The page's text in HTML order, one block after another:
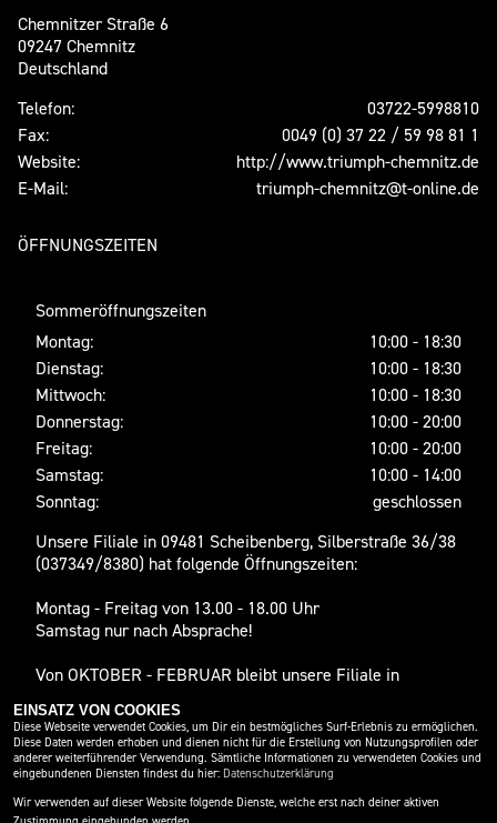
Chemnitzer Straße 6
09247 Chemnitz
Deutschland
Telefon:
03722-5998810
Fax:
0049 (0) 37 22 / 59 98 81 1
Website:
http://www.triumph-chemnitz.de
E-Mail:
triumph-chemnitz@t-online.de
ÖFFNUNGSZEITEN
Sommeröffnungszeiten
Montag:
10:00 - 18:30
Dienstag:
10:00 - 18:30
Mittwoch:
10:00 - 18:30
Donnerstag:
10:00 - 20:00
Freitag:
10:00 - 20:00
Samstag:
10:00 - 14:00
Sonntag:
geschlossen
Unsere Filiale in 09481 Scheibenberg, Silberstraße 36/38
(037349/8380) hat folgende Öffnungszeiten:
Montag - Freitag von 13.00 - 18.00 Uhr
Samstag nur nach Absprache!
Von OKTOBER - FEBRUAR bleibt unsere Filiale in
SOCIAL MEDIA
EINSATZ VON COOKIES
Diese Webseite verwendet Cookies, um Dir ein bestmögliches Surf-Erlebnis zu ermöglichen.
Diese Daten werden erhoben und dienen nicht für die Erstellung von Nutzungsprofilen oder
anderer weiterführender Verwendung. Sämtliche Informationen zu verwendeten Cookies und
eingebundenen Diensten findest du hier: Datenschutzerklärung
Wir verwenden auf dieser Website folgende Dienste, welche erst nach deiner aktiven